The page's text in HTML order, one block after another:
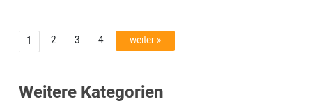
1 2 3 4 weiter »
Weitere Kategorien